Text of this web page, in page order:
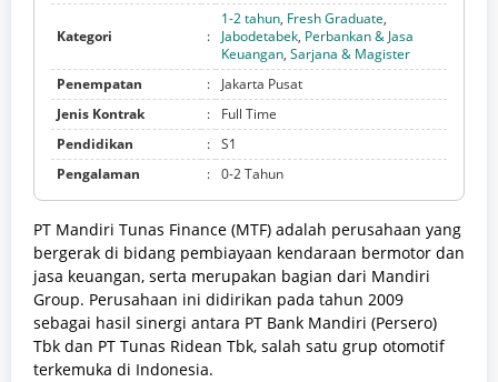
Kategori :
1-2 tahun, Fresh Graduate,
Jabodetabek, Perbankan & Jasa
Keuangan, Sarjana & Magister
Penempatan
: Jakarta Pusat
Jenis Kontrak
:
Full Time
Pendidikan
: S1
Pengalaman
: 0-2 Tahun
PT Mandiri Tunas Finance (MTF) adalah perusahaan yang
bergerak di bidang pembiayaan kendaraan bermotor dan
jasa keuangan, serta merupakan bagian dari Mandiri
Group. Perusahaan ini didirikan pada tahun 2009
sebagai hasil sinergi antara PT Bank Mandiri (Persero)
Tbk dan PT Tunas Ridean Tbk, salah satu grup otomotif
terkemuka di Indonesia.